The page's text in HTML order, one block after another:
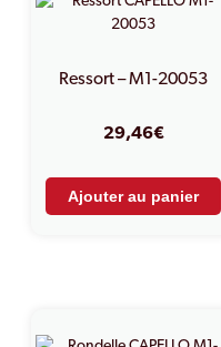
Ressort – M1-20053
29,46€
Ajouter au panier